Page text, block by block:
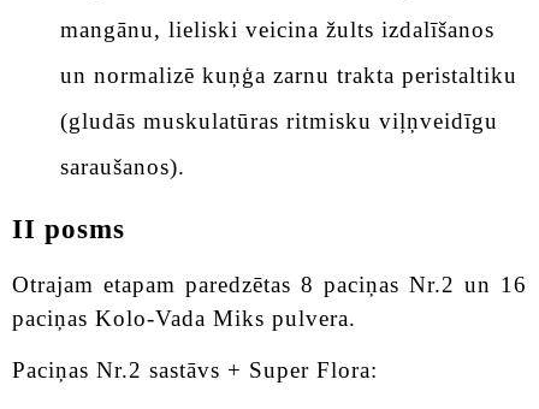
mangānu, lieliski veicina žults izdalīšanos
un normalizē kuņģa zarnu trakta peristaltiku
(gludās muskulatūras ritmisku viļņveidīgu
saraušanos).
II posms
Otrajam etapam paredzētas 8 paciņas Nr.2 un 16
paciņas Kolo-Vada Miks pulvera.
Paciņas Nr.2 sastāvs + Super Flora: